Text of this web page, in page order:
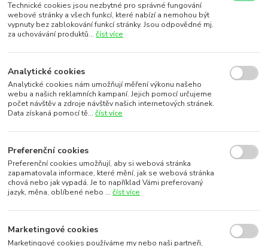
Technické cookies jsou nezbytné pro správné fungování
webové stránky a všech funkcí, které nabízí a nemohou být
vypnuty bez zablokování funkcí stránky. Jsou odpovědné mj.
za uchovávání produktů...číst více
Analytické cookies
Analytické cookies nám umožňují měření výkonu našeho
webu a našich reklamních kampaní. Jejich pomocí určujeme
počet návštěv a zdroje návštěv našich internetových stránek.
Data získaná pomocí tě...číst více
Preferenční cookies
Preferenční cookies umožňují, aby si webová stránka
zapamatovala informace, které mění, jak se webová stránka
chová nebo jak vypadá. Je to například Vámi preferovaný
jazyk, měna, oblíbené nebo ...číst více
Marketingové cookies
Marketingové cookies používáme my nebo naši partneři,